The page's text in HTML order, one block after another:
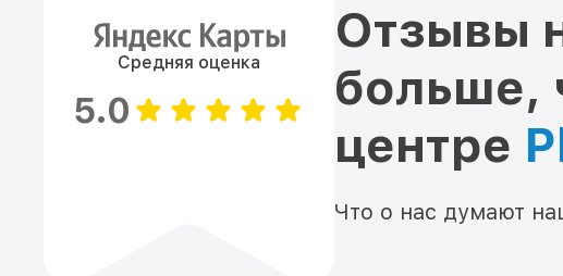
Средняя оценка
5.0
Отзывы
больше,
центре
Что о нас думают